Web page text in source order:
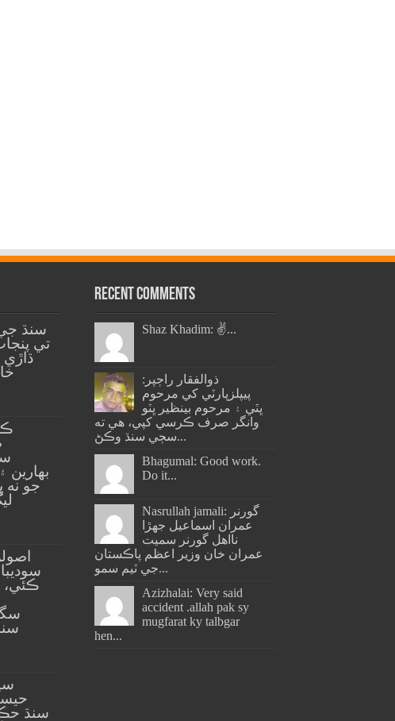
سنڌ
تي
بهارين
جو
ڪئي،
سنڌ
Recent Comments
Shaz Khadim: ✌️...
ذوالفقار راڄپر:
پيپلزپارٽي کي مرحوم
ڀٽي ۽ مرحوم بينظير ڀٽو
وانگر صرف ڪرسي کپي، هي ته
سڄي سنڌ وڪڻ...
Bhagumal: Good work.
Do it...
Nasrullah jamali: گورنر
عمران اسماعيل جھڙا
نااهل گورنر سميت
عمران خان وزير اعظم پاڪستان
جي ٽيم سمو...
Azizhalai: Very said
accident .allah pak sy
mugfarat ky talbgar
hen...